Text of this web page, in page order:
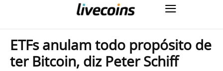
ETFs anulam todo propósito de
ter Bitcoin, diz Peter Schiff